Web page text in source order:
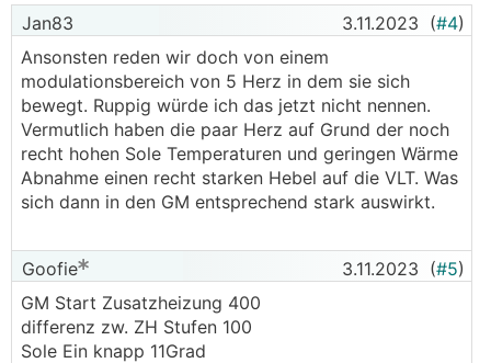
Jan83 3.11.2023 (#4)
Ansonsten reden wir doch von einem
modulationsbereich von 5 Herz in dem sie sich
bewegt. Ruppig würde ich das jetzt nicht nennen.
Vermutlich haben die paar Herz auf Grund der noch
recht hohen Sole Temperaturen und geringen Wärme
Abnahme einen recht starken Hebel auf die VLT. Was
sich dann in den GM entsprechend stark auswirkt.
Goofie 3.11.2023 (#5)
GM Start Zusatzheizung 400
differenz zw. ZH Stufen 100
Sole Ein knapp 11Grad